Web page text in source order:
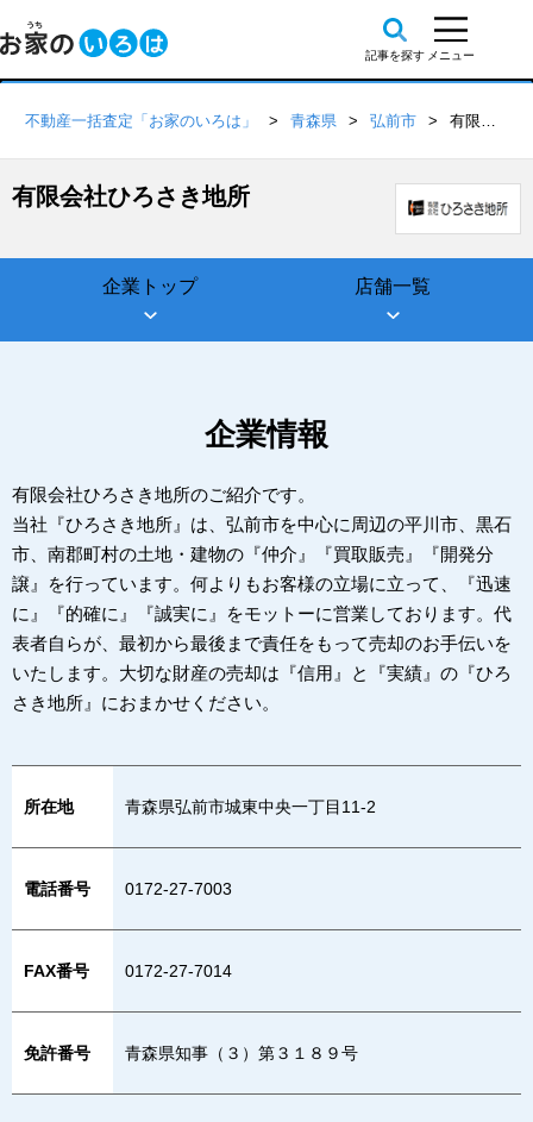
不動産一括査定「お家のいろは」 青森県 弘前市 有限会社ひろさき地所
有限会社ひろさき地所
企業トップ 店舗一覧
企業情報
有限会社ひろさき地所のご紹介です。
当社『ひろさき地所』は、弘前市を中心に周辺の平川市、黒石
市、南郡町村の土地・建物の『仲介』『買取販売』『開発分
譲』を行っています。何よりもお客様の立場に立って、『迅速
に』『的確に』『誠実に』をモットーに営業しております。代
表者自らが、最初から最後まで責任をもって売却のお手伝いを
いたします。大切な財産の売却は『信用』と『実績』の『ひろ
さき地所』におまかせください。
所在地 青森県弘前市城東中央一丁目11-2
電話番号 0172-27-7003
FAX番号 0172-27-7014
免許番号 青森県知事（３）第３１８９号